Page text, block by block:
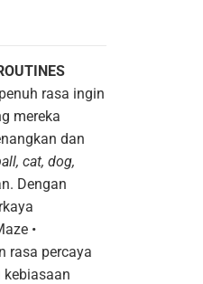
rasa ingin
mereka
dan
cat, dog,
Dengan
•
rasa percaya